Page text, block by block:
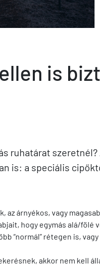
is
ruhatárat
is: a speciális
az árnyékos, vagy
hogy egymás alá/
“normál” rétegen is,
akkor nem kell